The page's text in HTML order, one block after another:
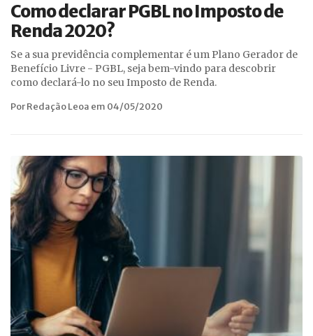
Como declarar PGBL no Imposto de
Renda 2020?
Se a sua previdência complementar é um Plano Gerador de
Benefício Livre - PGBL, seja bem-vindo para descobrir
como declará-lo no seu Imposto de Renda.
Por Redação Leoa em 04/05/2020